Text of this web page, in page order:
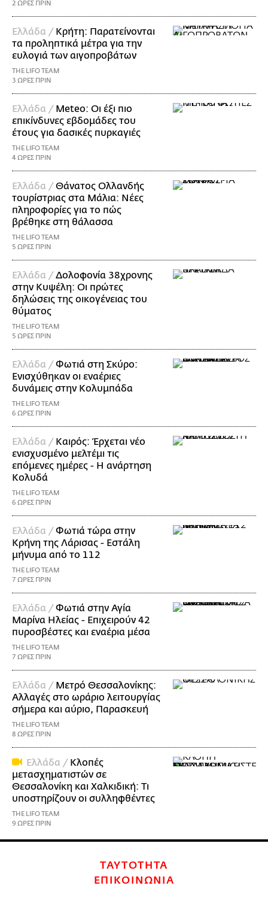
2 ΩΡΕΣ ΠΡΙΝ
Ελλάδα / Κρήτη: Παρατείνονται
τα προληπτικά μέτρα για την
ευλογιά των αιγοπροβάτων
THE LIFO TEAM
3 ΩΡΕΣ ΠΡΙΝ
Ελλάδα / Meteo: Οι έξι πιο
επικίνδυνες εβδομάδες του
έτους για δασικές πυρκαγιές
THE LIFO TEAM
4 ΩΡΕΣ ΠΡΙΝ
Ελλάδα /Θάνατος Ολλανδής
τουρίστριας στα Μάλια: Νέες
πληροφορίες για το πώς
βρέθηκε στη θάλασσα
THE LIFO TEAM
5 ΩΡΕΣ ΠΡΙΝ
Ελλάδα /Δολοφονία 38χρονης
στην Κυψέλη: Οι πρώτες
δηλώσεις της οικογένειας του
θύματος
THE LIFO TEAM
5 ΩΡΕΣ ΠΡΙΝ
Ελλάδα /Φωτιά στη Σκύρο:
Ενισχύθηκαν οι εναέριες
δυνάμεις στην Κολυμπάδα
THE LIFO TEAM
6 ΩΡΕΣ ΠΡΙΝ
Ελλάδα / Καιρός: Έρχεται νέο
ενισχυσμένο μελτέμι τις
επόμενες ημέρες - Η ανάρτηση
Κολυδά
THE LIFO TEAM
6 ΩΡΕΣ ΠΡΙΝ
Ελλάδα /Φωτιά τώρα στην
Κρήνη της Λάρισας - Εστάλη
μήνυμα από το 112
THE LIFO TEAM
7 ΩΡΕΣ ΠΡΙΝ
Ελλάδα /Φωτιά στην Αγία
Μαρίνα Ηλείας - Επιχειρούν 42
πυροσβέστες και εναέρια μέσα
THE LIFO TEAM
7 ΩΡΕΣ ΠΡΙΝ
Ελλάδα / Μετρό Θεσσαλονίκης:
Αλλαγές στο ωράριο λειτουργίας
σήμερα και αύριο, Παρασκευή
THE LIFO TEAM
8 ΩΡΕΣ ΠΡΙΝ
Ελλάδα / Κλοπές
μετασχηματιστών σε
Θεσσαλονίκη και Χαλκιδική: Τι
υποστηρίζουν οι συλληφθέντες
THE LIFO TEAM
9 ΩΡΕΣ ΠΡΙΝ
ΤΑΥΤΟΤΗΤΑ
ΕΠΙΚΟΙΝΩΝΙΑ